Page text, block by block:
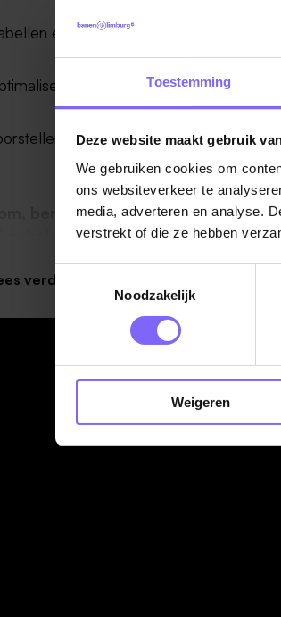
Toestemming
Deze website maakt gebruik
We gebruiken cookies om
ons websiteverkeer te
media, adverteren en analyse.
verstrekt of die ze hebben
Toestemmingsselectie
Noodzakelijk
Weigeren
en aanpassen van contracten bij
van voorwaarden in overleg
van aanvullende producten en
ben jij commercieel in hart en
geholpen zijn? Reageer dan snel
je van ons:
salaris dat bij jouw kwaliteiten en
aantrekkelijke bonusregeling.
verder